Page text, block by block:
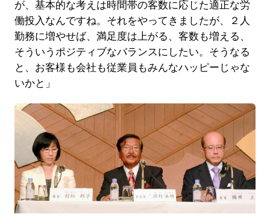
が、基本的な考えは時間帯の客数に応じた適正な労
働投入なんですね。それをやってきましたが、２人
勤務に増やせば、満足度は上がる、客数も増える、
そういうポジティブなバランスにしたい。そうなる
と、お客様も会社も従業員もみんなハッピーじゃな
いかと」